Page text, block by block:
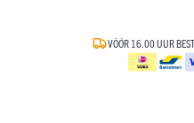
VÓÓR 16.00 UUR